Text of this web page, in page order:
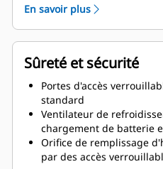
refroidissement
l'enceinte
En savoir plus
Sûreté et sécurité
Portes d'accès
standard
Ventilateur de
chargement de batterie
Orifice de remplissage
par des accès